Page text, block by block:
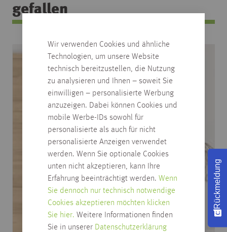
Wir verwenden Cookies und ähnliche
Technologien, um unsere Website
technisch bereitzustellen, die Nutzung
zu analysieren und Ihnen – soweit Sie
einwilligen – personalisierte Werbung
anzuzeigen. Dabei können Cookies und
mobile Werbe-IDs sowohl für
personalisierte als auch für nicht
personalisierte Anzeigen verwendet
werden. Wenn Sie optionale Cookies
unten nicht akzeptieren, kann Ihre
Erfahrung beeinträchtigt werden. Wenn
Sie dennoch nur technisch notwendige
Cookies akzeptieren möchten klicken
Sie hier. Weitere Informationen finden
Sie in unserer Datenschutzerklärung
gefallen
Rückmeldung